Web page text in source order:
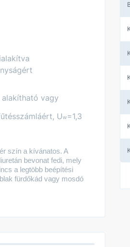
vagy
Uw=1,3
szín a kívánatos. A
bevonat fedi, mely
a legtöbb beépítési
fürdőkád vagy mosdó